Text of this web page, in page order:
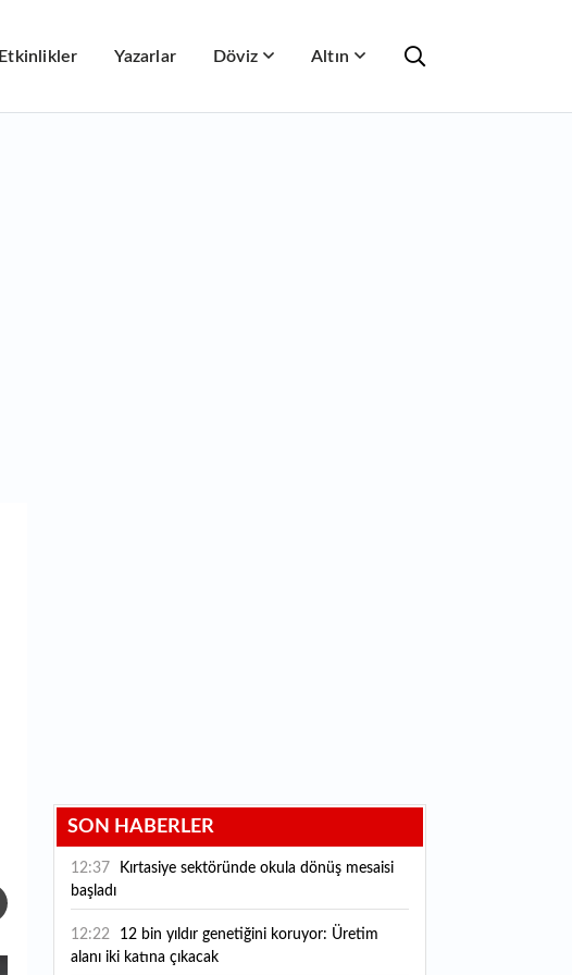
Etkinlikler Yazarlar Döviz Altın
SON HABERLER
12:37
başladı
12:22
alanı iki katına çıkacak